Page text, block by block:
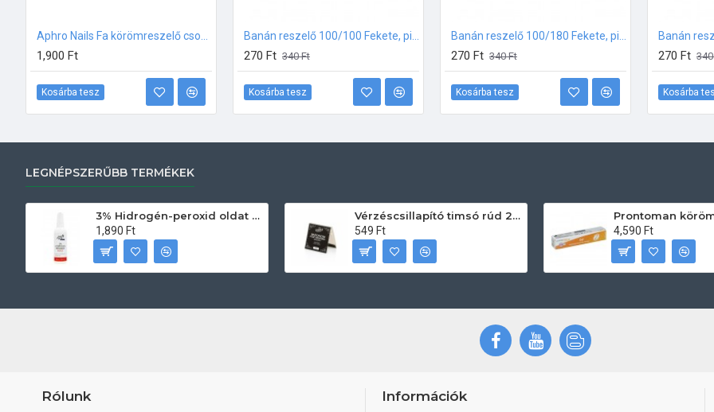
1,900 Ft
Kosárba tesz
270 Ft 340 Ft
Kosárba tesz
270 Ft 340 Ft
Kosárba tesz
270 Ft
Kosárba
LEGNÉPSZERŰBB TERMÉKEK
3% Hidrogén-peroxid oldat (sebfertőtlenítő) 100ml
1,890 Ft
Vérzéscsillapító timsó rúd 20db
549 Ft
4,590 Ft
Rólunk Információk